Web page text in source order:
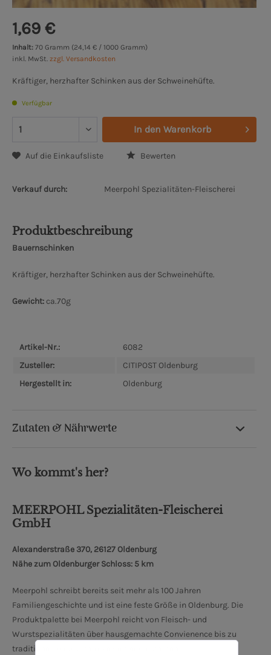
1,69 €
Inhalt: 70 Gramm (24,14 € / 1000 Gramm)
inkl. MwSt. zzgl. Versandkosten
Kräftiger, herzhafter Schinken aus der Schweinehüfte.
Verfügbar
In den Warenkorb
Auf die Einkaufsliste Bewerten
Verkauf durch: Meerpohl Spezialitäten-Fleischerei
Produktbeschreibung
Bauernschinken
Kräftiger, herzhafter Schinken aus der Schweinehüfte.
Gewicht: ca.70g
Artikel-Nr.:
6082
Zusteller:
CITIPOST Oldenburg
Hergestellt in:
Oldenburg
Zutaten & Nährwerte
Wo kommt's her?
MEERPOHL Spezialitäten-Fleischerei
GmbH
Alexanderstraße 370, 26127 Oldenburg
Nähe zum Oldenburger Schloss: 5 km
Meerpohl schreibt bereits seit mehr als 100 Jahren
Familiengeschichte und ist eine feste Größe in Oldenburg. Die
Produktpalette bei Meerpohl reicht von Fleisch- und
Wurstspezialitäten über hausgemachte Convienence bis zu
traditionell nach altem Rezept hergestellten